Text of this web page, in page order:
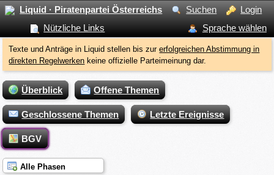
Liquid · Piratenpartei Österreichs Suchen
Login
Nützliche Links
Sprache wählen
Texte und Anträge in Liquid stellen bis zurerfolgreichen Abstimmung in
direkten Regelwerken keine offizielle Parteimeinung dar.
Überblick Offene Themen
Geschlossene Themen Letzte Ereignisse
BGV
Alle Phasen